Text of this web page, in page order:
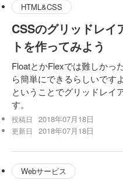
HTML&CSS
CSSのグリッドレイ
トを作ってみよう
FloatとかFlexでは難しかっ
ら簡単にできるらしいですよ
ということでグリッドレイ
す。
投稿日 2018年07月18日
更新日 2018年07月18日
Webサービス